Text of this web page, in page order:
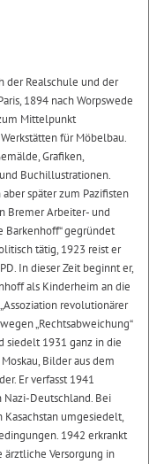
der Realschule und der
1894 nach Worpswede
Mittelpunkt
für Möbelbau.
Grafiken,
Buchillustrationen.
später zum Pazifisten
Bremer Arbeiter- und
Barkenhoff“ gegründet
tätig, 1923 reist er
In dieser Zeit beginnt er,
als Kinderheim an die
revolutionärer
„Rechtsabweichung“
siedelt 1931 ganz in die
Bilder aus dem
Er verfasst 1941
Deutschland. Bei
umgesiedelt,
1942 erkrankt
ärztliche Versorgung in